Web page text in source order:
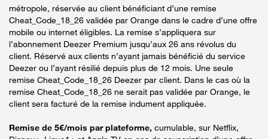
métropole, réservée au client bénéficiant d’une remise
Cheat_Code_18_26 validée par Orange dans le cadre d’une offre
mobile ou internet éligibles. La remise s’appliquera sur
l’abonnement Deezer Premium jusqu’aux 26 ans révolus du
client. Réservé aux clients n’ayant jamais bénéficié du service
Deezer ou l’ayant résilié depuis plus de 12 mois. Une seule
remise Cheat_Code_18_26 Deezer par client. Dans le cas où la
remise Cheat_Code_18_26 ne serait pas validée par Orange, le
client sera facturé de la remise indument appliquée.
Remise de 5€/mois par plateforme, cumulable, sur Netflix,